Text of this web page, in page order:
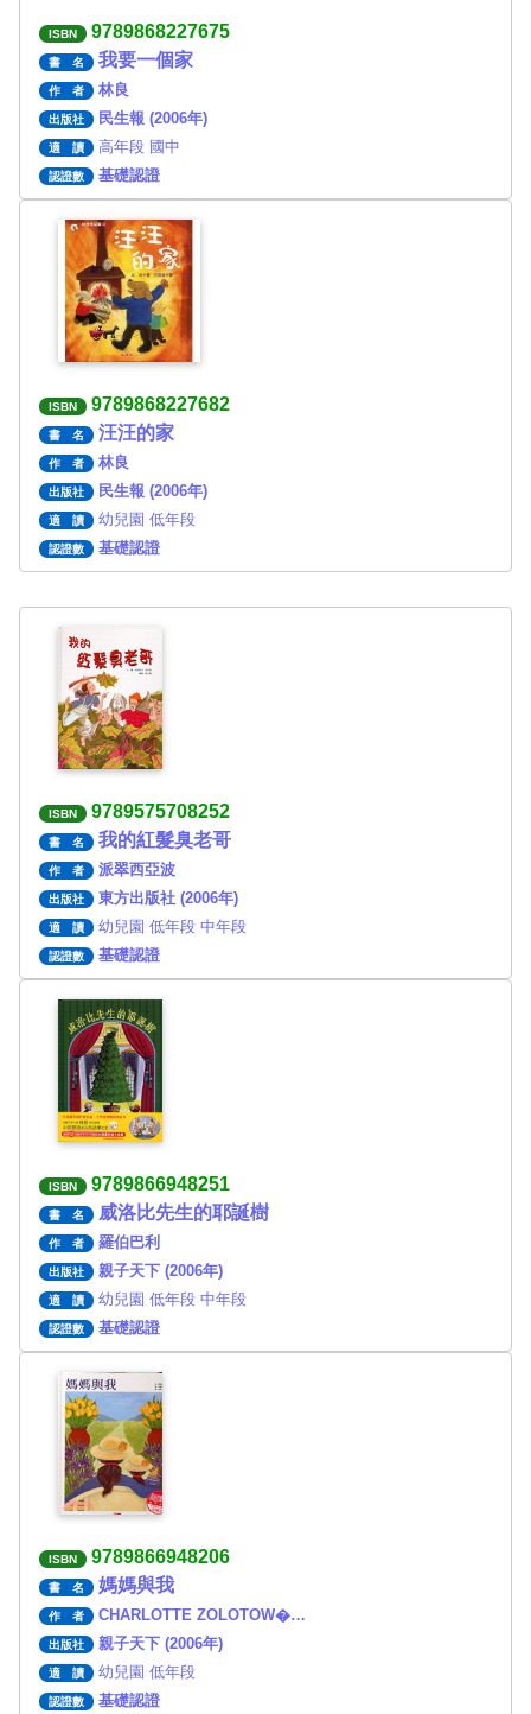
ISBN 9789868227675
書 名 我要一個家
作 者 林良
出版社 民生報 (2006年)
適 讀 高年段 國中
認證數 基礎認證
ISBN 9789868227682
書 名 汪汪的家
作 者 林良
出版社 民生報 (2006年)
適 讀 幼兒園 低年段
認證數 基礎認證
ISBN 9789575708252
書 名 我的紅髮臭老哥
作 者 派翠西亞波
出版社 東方出版社 (2006年)
適 讀 幼兒園 低年段 中年段
認證數 基礎認證
ISBN 9789866948251
書 名 威洛比先生的耶誕樹
作 者 羅伯巴利
出版社 親子天下 (2006年)
適 讀 幼兒園 低年段 中年段
認證數 基礎認證
ISBN 9789866948206
書 名 媽媽與我
作 者 CHARLOTTE ZOLOTOW�…
出版社 親子天下 (2006年)
適 讀 幼兒園 低年段
認證數 基礎認證